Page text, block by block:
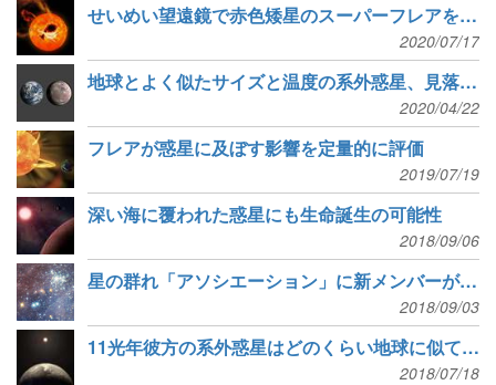
せいめい望遠鏡で赤色矮星のスーパーフレアを検出
2020/07/17
地球とよく似たサイズと温度の系外惑星、見落としからの発見
2020/04/22
フレアが惑星に及ぼす影響を定量的に評価
2019/07/19
深い海に覆われた惑星にも生命誕生の可能性
2018/09/06
星の群れ「アソシエーション」に新メンバーが大量加入
2018/09/03
11光年彼方の系外惑星はどのくらい地球に似ているか
2018/07/18